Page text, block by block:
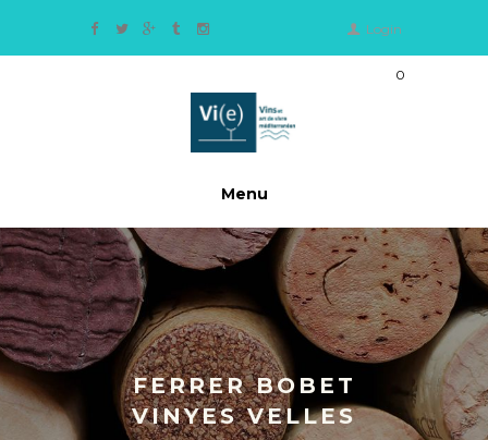
Login
Menu
0
€
FERRER BOBET
VINYES VELLES